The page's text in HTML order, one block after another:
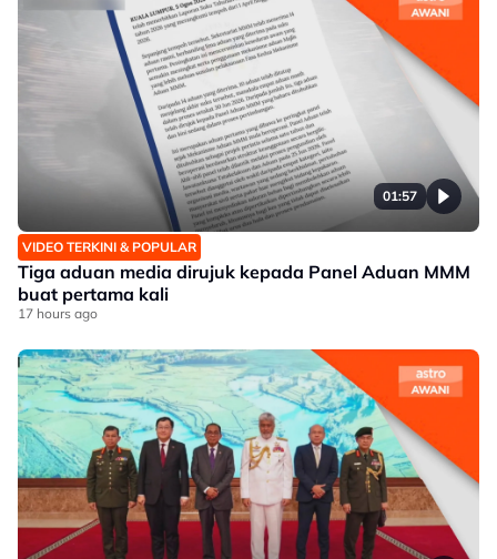
01:57
VIDEO TERKINI & POPULAR
Tiga aduan media dirujuk kepada Panel Aduan MMM
buat pertama kali
17 hours ago